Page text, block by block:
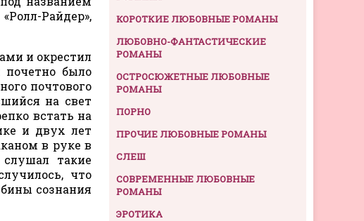
Райдер»,
и окрестил
почетно было
почтового
на свет
встать на
и двух лет
в руке в
такие
что
сознания
КОРОТКИЕ ЛЮБОВНЫЕ РОМАНЫ
ЛЮБОВНО-ФАНТАСТИЧЕСКИЕ
РОМАНЫ
ОСТРОСЮЖЕТНЫЕ ЛЮБОВНЫЕ
РОМАНЫ
ПОРНО
ПРОЧИЕ ЛЮБОВНЫЕ РОМАНЫ
СЛЕШ
СОВРЕМЕННЫЕ ЛЮБОВНЫЕ
РОМАНЫ
ЭРОТИКА